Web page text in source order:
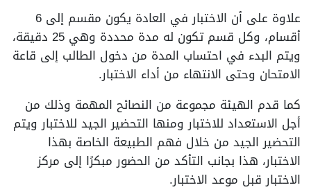
علاوة على أن الاختبار في العادة يكون مقسم إلى 6
أقسام، وكل قسم تكون له مدة محددة وهي 25 دقيقة،
ويتم البدء في احتساب المدة من دخول الطالب إلى قاعة
الامتحان وحتى الانتهاء من أداء الاختبار.
كما قدم الهيئة مجموعة من النصائح المهمة وذلك من
أجل الاستعداد للاختبار ومنها التحضير الجيد للاختبار ويتم
التحضير الجيد من خلال فهم الطبيعة الخاصة بهذا
الاختبار، هذا بجانب التأكد من الحضور مبكرًا إلى مركز
الاختبار قبل موعد الاختبار.